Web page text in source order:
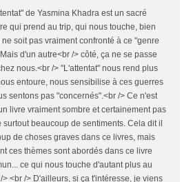
de Yasmina Khadra est un sacré
qui prend au trip, qui nous touche, bien
soit pas vraiment confronté à ce "genre
d'un autre<br /> côté, ça ne se passe
nous.<br /> "L'attentat" nous rend plus
entoure, nous sensibilise à ces guerres
sentons pas "concernés".<br /> Ce n'est
livre vraiment sombre et certainement pas
surtout beaucoup de sentiments. Cela dit il
de choses graves dans ce livres, mais
ces thèmes sont abordés dans ce livre
ce qui nous touche d'autant plus au
> <br /> D'ailleurs, si ça t'intéresse, je viens